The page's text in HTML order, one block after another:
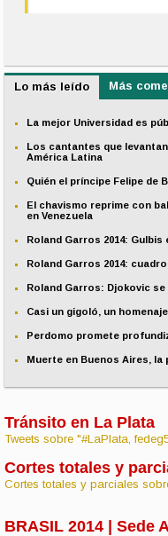
Lo más leído Más
La mejor Universidad es
Los cantantes que
América Latina
Quién el príncipe Felipe de
El chavismo reprime con
en Venezuela
Roland Garros 2014: Gulbis
Roland Garros 2014:
Roland Garros: Djokovic
Casi un gigoló, un
Perdomo promete
Muerte en Buenos Aires, la
Tránsito en La Plata
Tweets sobre "#LaPlata,
Cortes totales y
Cortes totales y parciales
BRASIL 2014 | Sede